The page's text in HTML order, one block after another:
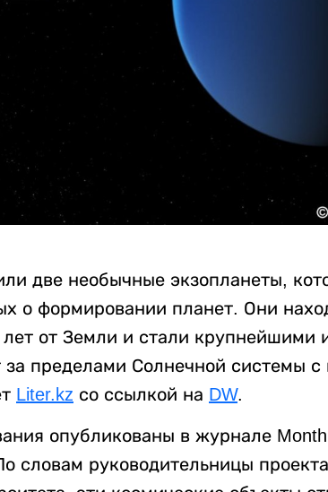
две необычные экзопланеты,
о формировании планет. Они
лет от Земли и стали крупнейшими
за пределами Солнечной системы с
Liter.kz со ссылкой на DW.
опубликованы в журнале
словам руководительницы